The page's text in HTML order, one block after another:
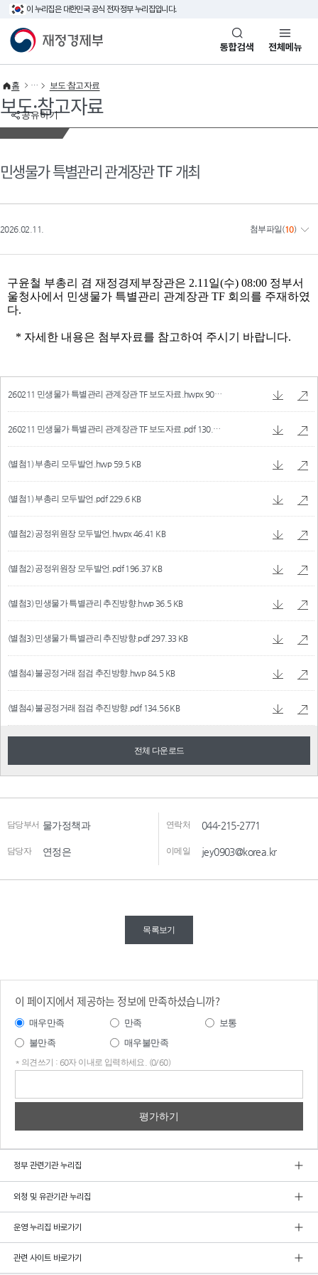
이 누리집은 대한민국 공식 전자정부 누리집입니다.
재정경제부(www.mofe.go.kr)통합검색 전체메뉴
공유하기
홈 보도·참고자료
보도·참고자료
민생물가 특별관리 관계장관 TF 개최
2026.02.11. 첨부파일(10)
260211 민생물가 특별관리 관계장관 TF 보도자료.hwpx90.44 KB
260211 민생물가 특별관리 관계장관 TF 보도자료.pdf 130.38 KB
(별첨1) 부총리 모두발언.hwp 59.5 KB
(별첨1) 부총리 모두발언.pdf 229.6 KB
(별첨2) 공정위원장 모두발언.hwpx46.41 KB
(별첨2) 공정위원장 모두발언.pdf 196.37 KB
(별첨3) 민생물가 특별관리 추진방향.hwp 36.5 KB
(별첨3) 민생물가 특별관리 추진방향.pdf 297.33 KB
(별첨4) 불공정거래 점검 추진방향.hwp84.5 KB
(별첨4) 불공정거래 점검 추진방향.pdf 134.56 KB
전체 다운로드
담당부서 물가정책과 연락처 044-215-2771
담당자 연정은 이메일 jey0903@korea.kr
목록보기
이 페이지에서 제공하는 정보에 만족하셨습니까?
매우만족 만족
보통
불만족
매우불만족
* 의견쓰기 : 60자 이내로 입력하세요. (0/60)
정부 관련기관 누리집
외청 및 유관기관 누리집
운영 누리집 바로가기
관련 사이트 바로가기